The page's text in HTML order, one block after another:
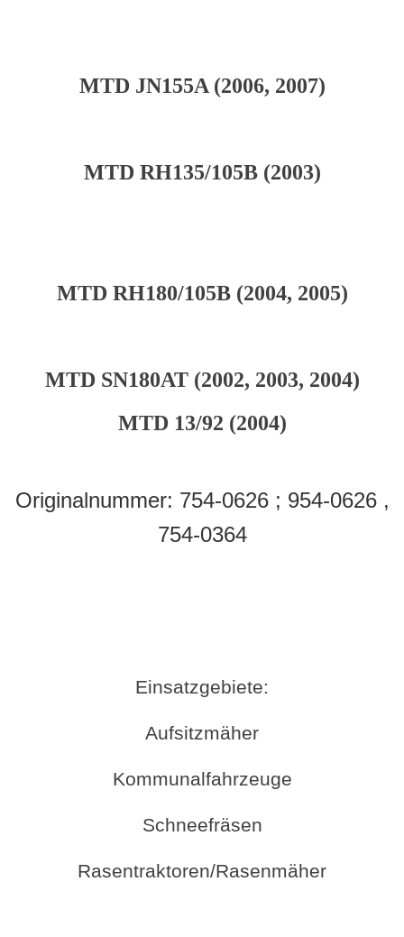
MTD JN155A (2006, 2007)
MTD RH135/105B (2003)
MTD RH180/105B (2004, 2005)
MTD SN180AT (2002, 2003, 2004)
MTD 13/92 (2004)
Originalnummer: 754-0626 ; 954-0626 ,
754-0364
Einsatzgebiete:
Aufsitzmäher
Kommunalfahrzeuge
Schneefräsen
Rasentraktoren/Rasenmäher